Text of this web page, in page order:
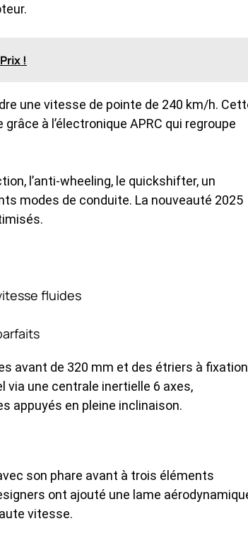
!
une vitesse de pointe de 240 km/h.
à l’électronique APRC qui regroupe
l’anti-wheeling, le quickshifter, un
modes de conduite. La nouveauté 2025
fluides
avant de 320 mm et des étriers à fixation
via une centrale inertielle 6 axes,
appuyés en pleine inclinaison.
son phare avant à trois éléments
ont ajouté une lame
vitesse.